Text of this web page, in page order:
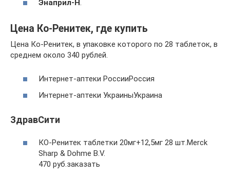
Энаприл-Н
Цена Ко-Ренитек, где купить
Цена Ко-Ренитек, в упаковке которого по 28 таблеток, в
среднем около 340 рублей.
Интернет-аптеки РоссииРоссия
Интернет-аптеки УкраиныУкраина
ЗдравСити
КО-Ренитек таблетки 20мг+12,5мг 28 шт.Merck
Sharp & Dohme B.V.
470 руб.заказать